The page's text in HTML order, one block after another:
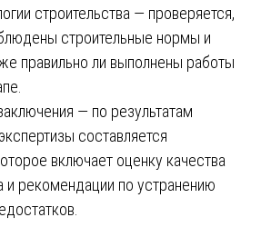
строительства — проверяется,
строительные нормы и
правильно ли выполнены работы
— по результатам
составляется
включает оценку качества
и рекомендации по устранению